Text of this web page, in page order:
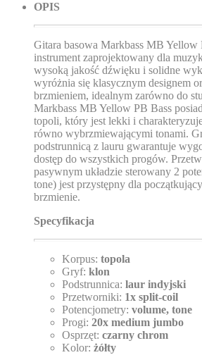
OPIS
Gitara basowa Markbass MB Yellow
instrument zaprojektowany dla
wysoką jakość dźwięku i solidne
wyróżnia się klasycznym designem
brzmieniem, idealnym zarówno do
Markbass MB Yellow PB Bass
topoli, który jest lekki i
równo wybrzmiewającymi tonami.
podstrunnicą z lauru gwarantuje
dostęp do wszystkich progów.
pasywnym układzie sterowany 2
tone) jest przystępny dla
brzmienie.
Specyfikacja
Korpus: topola
Gryf: klon
Podstrunnica: laur indyjski
Przetworniki: 1x split-coil
Potencjometry: volume, tone
Progi: 20x medium jumbo
Osprzęt: czarny chrom
Kolor: żółty